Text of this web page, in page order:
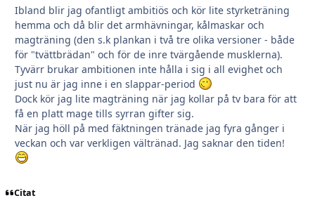
Ibland blir jag ofantligt ambitiös och kör lite styrketräning
hemma och då blir det armhävningar, kålmaskar och
magträning (den s.k plankan i två tre olika versioner - både
för "tvättbrädan" och för de inre tvärgående musklerna).
Tyvärr brukar ambitionen inte hålla i sig i all evighet och
just nu är jag inne i en slappar-period
Dock kör jag lite magträning när jag kollar på tv bara för att
få en platt mage tills syrran gifter sig.
När jag höll på med fäktningen tränade jag fyra gånger i
veckan och var verkligen vältränad. Jag saknar den tiden!
Citat